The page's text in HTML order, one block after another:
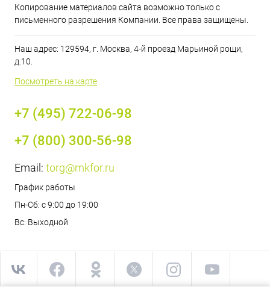
Копирование материалов сайта возможно только с
письменного разрешения Компании. Все права защищены.
Наш адрес: 129594, г. Москва, 4-й проезд Марьиной рощи,
д.10.
Посмотреть на карте
+7 (495) 722-06-98
+7 (800) 300-56-98
Email: torg@mkfor.ru
График работы
Пн-Сб: с 9:00 до 19:00
Вс: Выходной